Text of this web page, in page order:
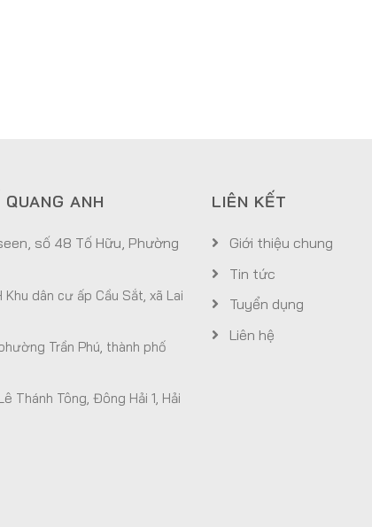
ANH
số 48 Tố Hữu, Phường
dân cư ấp Cầu Sắt, xã Lai
Trần Phú, thành phố
Thánh Tông, Đông Hải 1, Hải
LIÊN KẾT
Giới thiệu chung
Tin tức
Tuyển dụng
Liên hệ